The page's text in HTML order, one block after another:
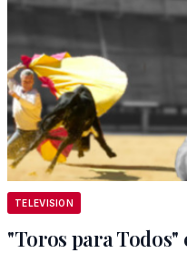
TELEVISION
"Toros para